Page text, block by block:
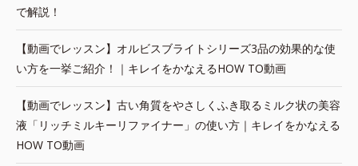
で解説！
【動画でレッスン】オルビスブライトシリーズ3品の効果的な使
い方を一挙ご紹介！｜キレイをかなえるHOW TO動画
【動画でレッスン】古い角質をやさしくふき取るミルク状の美容
液「リッチミルキーリファイナー」の使い方｜キレイをかなえる
HOW TO動画